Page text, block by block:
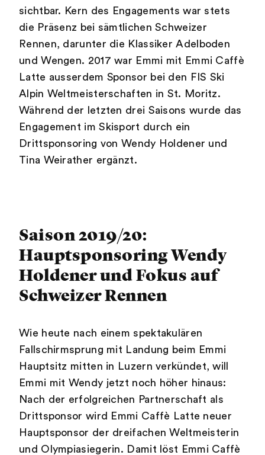
sichtbar. Kern des Engagements war stets
die Präsenz bei sämtlichen Schweizer
Rennen, darunter die Klassiker Adelboden
und Wengen. 2017 war Emmi mit Emmi Caffè
Latte ausserdem Sponsor bei den FIS Ski
Alpin Weltmeisterschaften in St. Moritz.
Während der letzten drei Saisons wurde das
Engagement im Skisport durch ein
Drittsponsoring von Wendy Holdener und
Tina Weirather ergänzt.
Saison 2019/20:
Hauptsponsoring Wendy
Holdener und Fokus auf
Schweizer Rennen
Wie heute nach einem spektakulären
Fallschirmsprung mit Landung beim Emmi
Hauptsitz mitten in Luzern verkündet, will
Emmi mit Wendy jetzt noch höher hinaus:
Nach der erfolgreichen Partnerschaft als
Drittsponsor wird Emmi Caffè Latte neuer
Hauptsponsor der dreifachen Weltmeisterin
und Olympiasiegerin. Damit löst Emmi Caffè